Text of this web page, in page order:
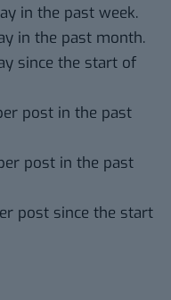
in the past week.
in the past month.
since the start of
post in the past
post in the past
post since the start